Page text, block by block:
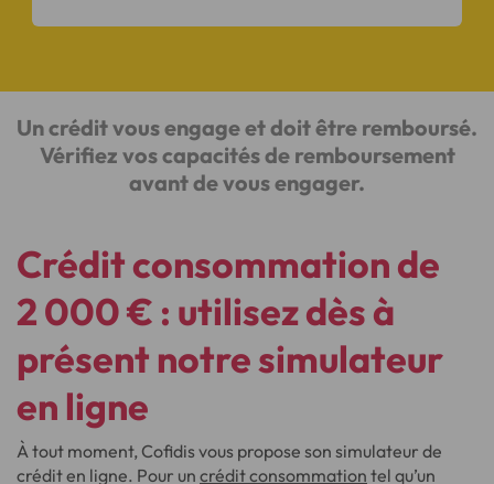
Un crédit vous engage et doit être remboursé.
Vérifiez vos capacités de remboursement
avant de vous engager.
Crédit consommation de
2 000 € : utilisez dès à
présent notre simulateur
en ligne
À tout moment, Cofidis vous propose son simulateur de
crédit en ligne. Pour un crédit consommation tel qu’un